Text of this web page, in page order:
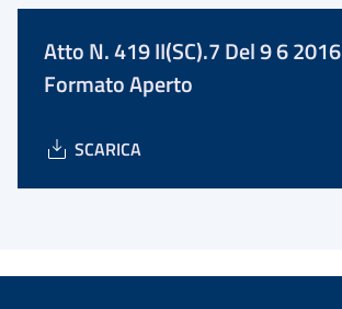
Atto N. 419 II(SC).7 Del 9 6 2016
Formato Aperto
SCARICA